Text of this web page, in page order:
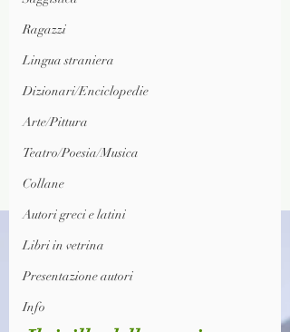
Ragazzi
Lingua straniera
Dizionari/Enciclopedie
Arte/Pittura
Teatro/Poesia/Musica
Collane
Autori greci e latini
Libri in vetrina
Presentazione autori
Info